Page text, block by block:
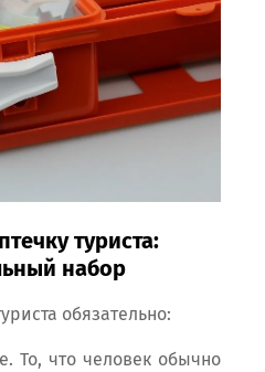
туриста:
набор
обязательно:
То, что человек обычно